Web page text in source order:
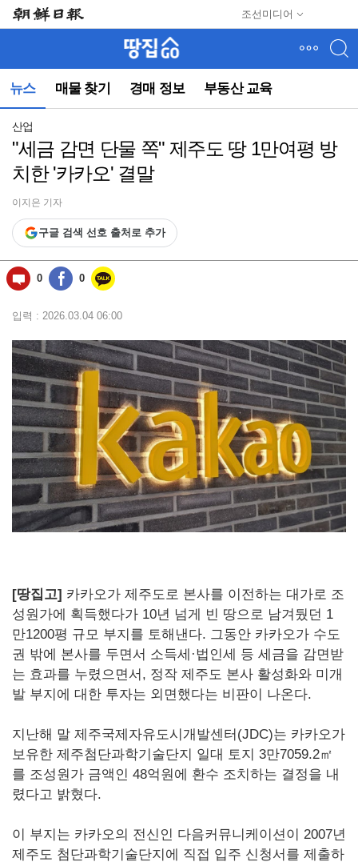
조선미디어
뉴스 매물 찾기 경매 정보 부동산 교육
뉴
(컨
동)
산업
"세금 감면 단물 쪽" 제주도 땅 1만여평 방
치한 '카카오' 결말
이지은 기자
구글 검색 선호 출처로 추가
0 0
입력 : 2026.03.04 06:00
[땅집고] 카카오가 제주도로 본사를 이전하는 대가로 조
성원가에 획득했다가 10년 넘게 빈 땅으로 남겨뒀던 1
만1200평 규모 부지를 토해낸다. 그동안 카카오가 수도
권 밖에 본사를 두면서 소득세·법인세 등 세금을 감면받
는 효과를 누렸으면서, 정작 제주도 본사 활성화와 미개
발 부지에 대한 투자는 외면했다는 비판이 나온다.
지난해 말 제주국제자유도시개발센터(JDC)는 카카오가
보유한 제주첨단과학기술단지 일대 토지 3만7059.2㎡
를 조성원가 금액인 48억원에 환수 조치하는 결정을 내
렸다고 밝혔다.
이 부지는 카카오의 전신인 다음커뮤니케이션이 2007년
제주도 첨단과학기술단지에 직접 입주 신청서를 제출하